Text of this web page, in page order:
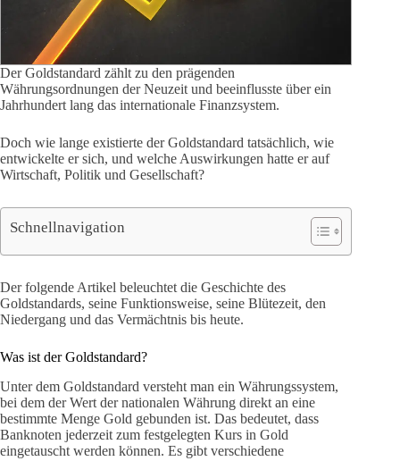
Der Goldstandard zählt zu den prägenden
Währungsordnungen der Neuzeit und beeinflusste über ein
Jahrhundert lang das internationale Finanzsystem.
Doch wie lange existierte der Goldstandard tatsächlich, wie
entwickelte er sich, und welche Auswirkungen hatte er auf
Wirtschaft, Politik und Gesellschaft?
Schnellnavigation
Der folgende Artikel beleuchtet die Geschichte des
Goldstandards, seine Funktionsweise, seine Blütezeit, den
Niedergang und das Vermächtnis bis heute.
Was ist der Goldstandard?
Unter dem Goldstandard versteht man ein Währungssystem,
bei dem der Wert der nationalen Währung direkt an eine
bestimmte Menge Gold gebunden ist. Das bedeutet, dass
Banknoten jederzeit zum festgelegten Kurs in Gold
eingetauscht werden können. Es gibt verschiedene